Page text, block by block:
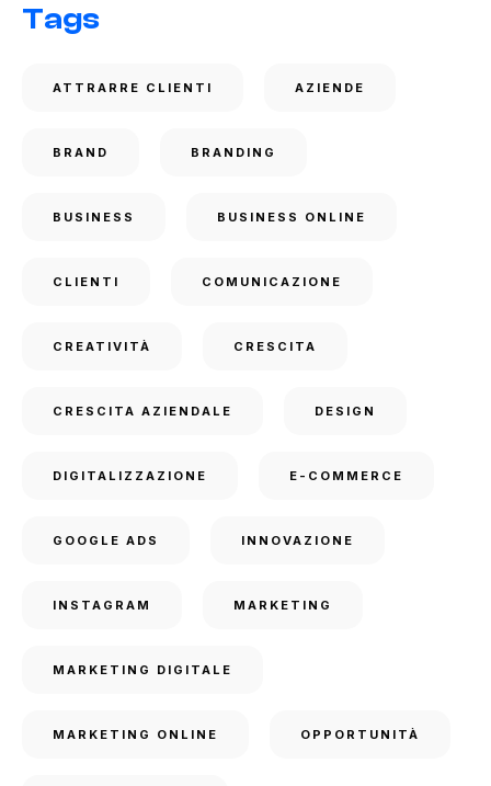
Tags
ATTRARRE CLIENTI AZIENDE
BRAND BRANDING
BUSINESS BUSINESS ONLINE
CLIENTI COMUNICAZIONE
CREATIVITÀ CRESCITA
CRESCITA AZIENDALE DESIGN
DIGITALIZZAZIONE E-COMMERCE
GOOGLE ADS INNOVAZIONE
INSTAGRAM MARKETING
MARKETING DIGITALE
MARKETING ONLINE OPPORTUNITÀ